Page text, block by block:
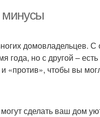
минусы
домовладельцев.
года, но с другой –
«против», чтобы вы
сделать ваш дом